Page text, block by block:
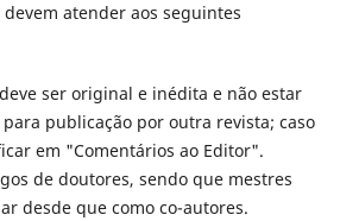
atender aos seguintes
ser original e inédita e não estar
publicação por outra revista; caso
em "Comentários ao Editor".
de doutores, sendo que mestres
desde que como co-autores.